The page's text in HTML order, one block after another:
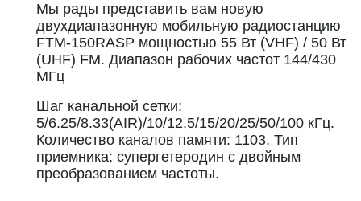
Мы рады представить вам новую
двухдиапазонную мобильную радиостанцию
FTM-150RASP мощностью 55 Вт (VHF) / 50 Вт
(UHF) FM. Диапазон рабочих частот 144/430
МГц
Шаг канальной сетки:
5/6.25/8.33(AIR)/10/12.5/15/20/25/50/100 кГц.
Количество каналов памяти: 1103. Тип
приемника: супергетеродин с двойным
преобразованием частоты.